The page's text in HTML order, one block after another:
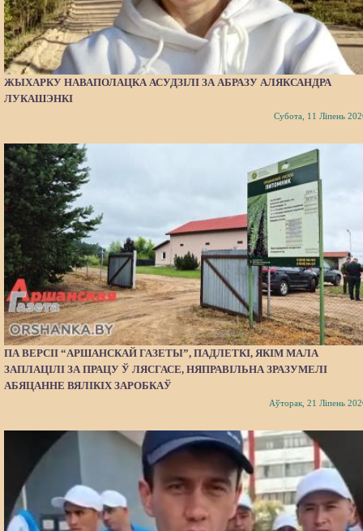
ЖЫХАРКУ НАВАПОЛАЦКА АСУДЗІЛІ ЗА АБРАЗУ АЛЯКСАНДРА
ЛУКАШЭНКІ
Субота, 11 Ліпень
ПА ВЕРСІІ “АРШАНСКАЙ ГАЗЕТЫ”, ПАДЛЕТКІ, ЯКІМ МАЛА
ЗАПЛАЦІЛІ ЗА ПРАЦУ Ў ЛЯСГАСЕ, НЯПРАВІЛЬНА ЗРАЗУМЕЛІ
АБЯЦАННЕ ВЯЛІКІХ ЗАРОБКАЎ
Аўторак, 21 Ліпень